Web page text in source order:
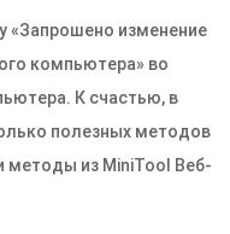
«Запрошено изменение
компьютера» во
К счастью, в
полезных методов
методы из MiniTool Веб-